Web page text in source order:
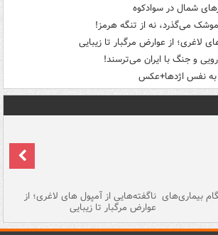
شمال در سوادکوه
می‌گذرد، نه از تنگه هرمز!
لاغری؛ از عوارض مرگبار تا زیبایی
و جنگ با ایران می‌ترسند!
به نفس اژدها+عکس
بیماری‌های ناگفته‌هایی از آمپول های لاغری؛ از
عوارض مرگبار تا زیبایی